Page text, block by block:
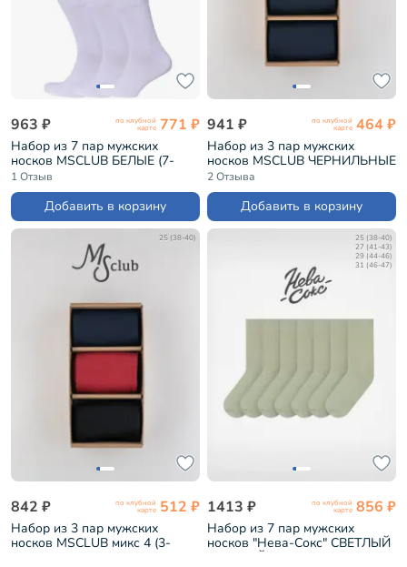
963 ₽ по клубной
карте 771 ₽
Набор из 7 пар мужских
носков MSCLUB БЕЛЫЕ (7-
ПН-01)
1 Отзыв
Добавить в корзину
941 ₽ по клубной
карте 464 ₽
Набор из 3 пар мужских
носков MSCLUB ЧЕРНИЛЬНЫЕ
(3-ПН-01)
2 Отзыва
Добавить в корзину
25 (38-40)
842 ₽ по клубной
карте 512 ₽
Набор из 3 пар мужских
носков MSCLUB микс 4 (3-
25 (38-40)
27 (41-43)
29 (44-46)
31 (46-47)
1413 ₽ по клубной
карте 856 ₽
Набор из 7 пар мужских
носков "Нева-Сокс" СВЕТЛЫЙ
ШАЛФЕЙ (7-ПН-01Э)